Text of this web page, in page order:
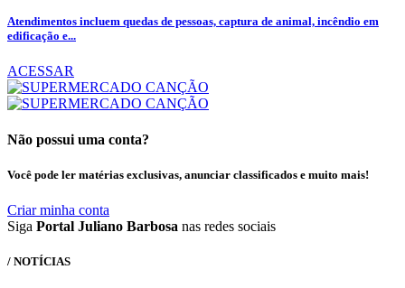
Atendimentos incluem quedas de pessoas, captura de animal, incêndio em
edificação e...
ACESSAR
Não possui uma conta?
Você pode ler matérias exclusivas, anunciar classificados e muito mais!
Criar minha conta
Siga Portal Juliano Barbosa nas redes sociais
/ NOTÍCIAS